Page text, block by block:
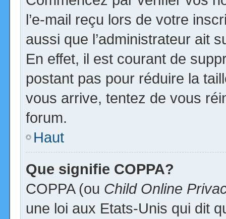
l’e-mail reçu lors de votre
aussi que l’administrateur ait
En effet, il est courant de
postant pas pour réduire la
vous arrive, tentez de vous
forum.
Haut
Que signifie COPPA?
COPPA (ou Child Online
une loi aux Etats-Unis qui dit